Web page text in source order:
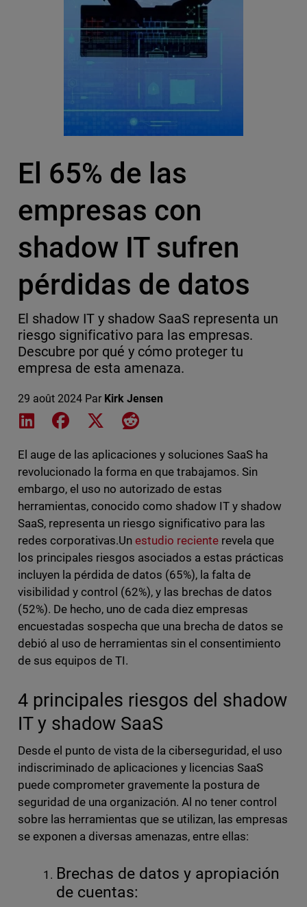
El 65% de las
empresas con
shadow IT sufren
pérdidas de datos
El shadow IT y shadow SaaS representa un
riesgo significativo para las empresas.
Descubre por qué y cómo proteger tu
empresa de esta amenaza.
29 août 2024 Par Kirk Jensen
Share on LinkedIn
Share on Facebook
Share on XShare on Reddit
El auge de las aplicaciones y soluciones SaaS ha
revolucionado la forma en que trabajamos. Sin
embargo, el uso no autorizado de estas
herramientas, conocido como shadow IT y shadow
SaaS, representa un riesgo significativo para las
redes corporativas.Un estudio reciente revela que
los principales riesgos asociados a estas prácticas
incluyen la pérdida de datos (65%), la falta de
visibilidad y control (62%), y las brechas de datos
(52%). De hecho, uno de cada diez empresas
encuestadas sospecha que una brecha de datos se
debió al uso de herramientas sin el consentimiento
de sus equipos de TI.
4 principales riesgos del shadow
IT y shadow SaaS
Desde el punto de vista de la ciberseguridad, el uso
indiscriminado de aplicaciones y licencias SaaS
puede comprometer gravemente la postura de
seguridad de una organización. Al no tener control
sobre las herramientas que se utilizan, las empresas
se exponen a diversas amenazas, entre ellas:
Brechas de datos y apropiación
de cuentas: